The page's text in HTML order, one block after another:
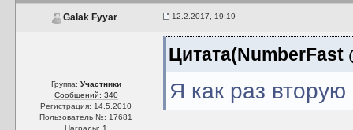
Galak Fyyar 12.2.2017, 19:19
Группа: Участники
Сообщений: 340
Регистрация: 14.5.2010
Пользователь №: 17681
Награды: 1
Цитата(NumberFast
Я как раз